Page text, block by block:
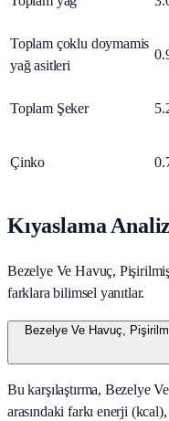
Toplam çoklu doymamis
yağ asitleri
Toplam Şeker
Çinko
Kıyaslama
Bezelye Ve Havuç,
farklara bilimsel yanıtlar.
Bezelye Ve Havuç,
Bu karşılaştırma, Bezelye
arasındaki farkı enerji